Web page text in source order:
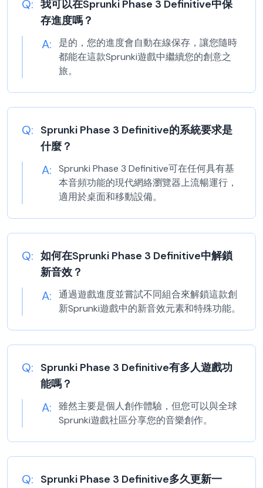
Q: 我可以在Sprunki Phase 3 Definitive中保
存進度嗎？
A:
是的，您的進度會自動在線保存，讓您隨時
都能在這款Sprunki遊戲中繼續您的創意之
旅。
Q: Sprunki Phase 3 Definitive的系統要求是
什麼？
A:
Sprunki Phase 3 Definitive可在任何具有基
本音頻功能的現代網絡瀏覽器上流暢運行，
適用於桌面和移動設備。
Q: 如何在Sprunki Phase 3 Definitive中解鎖
新音效？
A:
通過遊戲進度並嘗試不同組合來解鎖這款創
新Sprunki遊戲中的新音效元素和特殊功能。
Q: Sprunki Phase 3 Definitive有多人遊戲功
能嗎？
A:
雖然主要是個人創作體驗，但您可以與全球
Sprunki遊戲社區分享您的音樂創作。
Q: Sprunki Phase 3 Definitive多久更新一